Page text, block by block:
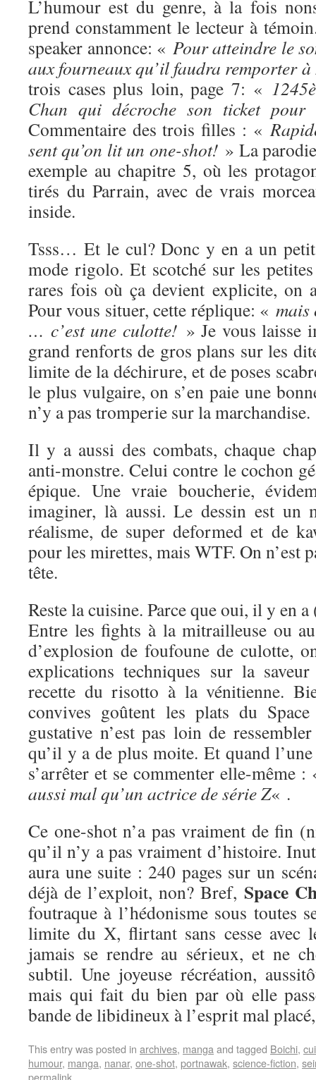
L’humour est du genre, à la fois
prend constamment le lecteur à
speaker annonce: « Pour atteindre le
aux fourneaux qu’il faudra remporter
trois cases plus loin, page 7: «
Chan qui décroche son ticket
Commentaire des trois filles : «
sent qu’on lit un one-shot! » La
exemple au chapitre 5, où les
tirés du Parrain, avec de vrais
inside.
Tsss… Et le cul? Donc y en a un petit
mode rigolo. Et scotché sur les
rares fois où ça devient explicite, on
Pour vous situer, cette réplique: « mais
… c’est une culotte! » Je vous laisse
grand renforts de gros plans sur les
limite de la déchirure, et de poses
le plus vulgaire, on s’en paie une
n’y a pas tromperie sur la marchandise.
Il y a aussi des combats, chaque
anti-monstre. Celui contre le cochon
épique. Une vraie boucherie,
imaginer, là aussi. Le dessin est un
réalisme, de super deformed et de
pour les mirettes, mais WTF. On n’est
tête.
Reste la cuisine. Parce que oui, il y en
Entre les fights à la mitrailleuse ou
d’explosion de foufoune de culotte,
explications techniques sur la
recette du risotto à la vénitienne.
convives goûtent les plats du Space
gustative n’est pas loin de
qu’il y a de plus moite. Et quand
s’arrêter et se commenter elle-même
aussi mal qu’un actrice de série Z« .
Ce one-shot n’a pas vraiment de fin
qu’il n’y a pas vraiment d’histoire.
aura une suite : 240 pages sur un
déjà de l’exploit, non? Bref, Space
foutraque à l’hédonisme sous toutes
limite du X, flirtant sans cesse avec
jamais se rendre au sérieux, et ne
subtil. Une joyeuse récréation,
mais qui fait du bien par où elle
bande de libidineux à l’esprit mal
This entry was posted in archives, manga and tagged Boichi,
humour, manga, nanar, one-shot, portnawak, science-fiction,
permalink